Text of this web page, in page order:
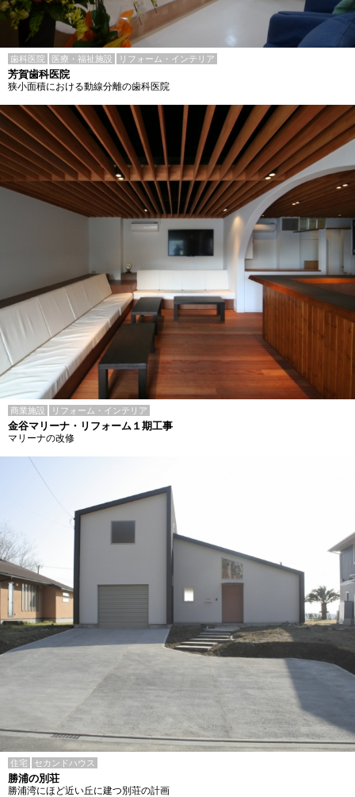
歯科医院 医療・福祉施設 リフォーム・インテリア
芳賀歯科医院
狭小面積における動線分離の歯科医院
商業施設 リフォーム・インテリア
金谷マリーナ・リフォーム１期工事
マリーナの改修
住宅 セカンドハウス
勝浦の別荘
勝浦湾にほど近い丘に建つ別荘の計画